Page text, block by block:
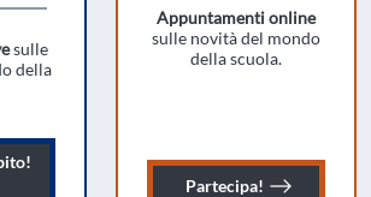
sulle
della
Guarda le registrazioni dei nostri
Appuntamenti online
sulle novità del mondo
della scuola.
Partecipa! Iscriviti alle